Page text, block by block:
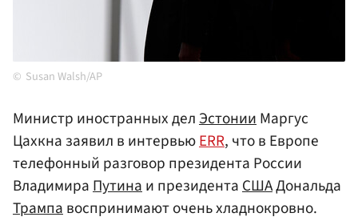
Susan Walsh/AP
Министр иностранных делЭстонииМаргус
Цахкна заявил в интервьюERR, что в Европе
телефонный разговор президента России
ВладимираПутинаи президентаСШАДональда
Трампавоспринимают очень хладнокровно.